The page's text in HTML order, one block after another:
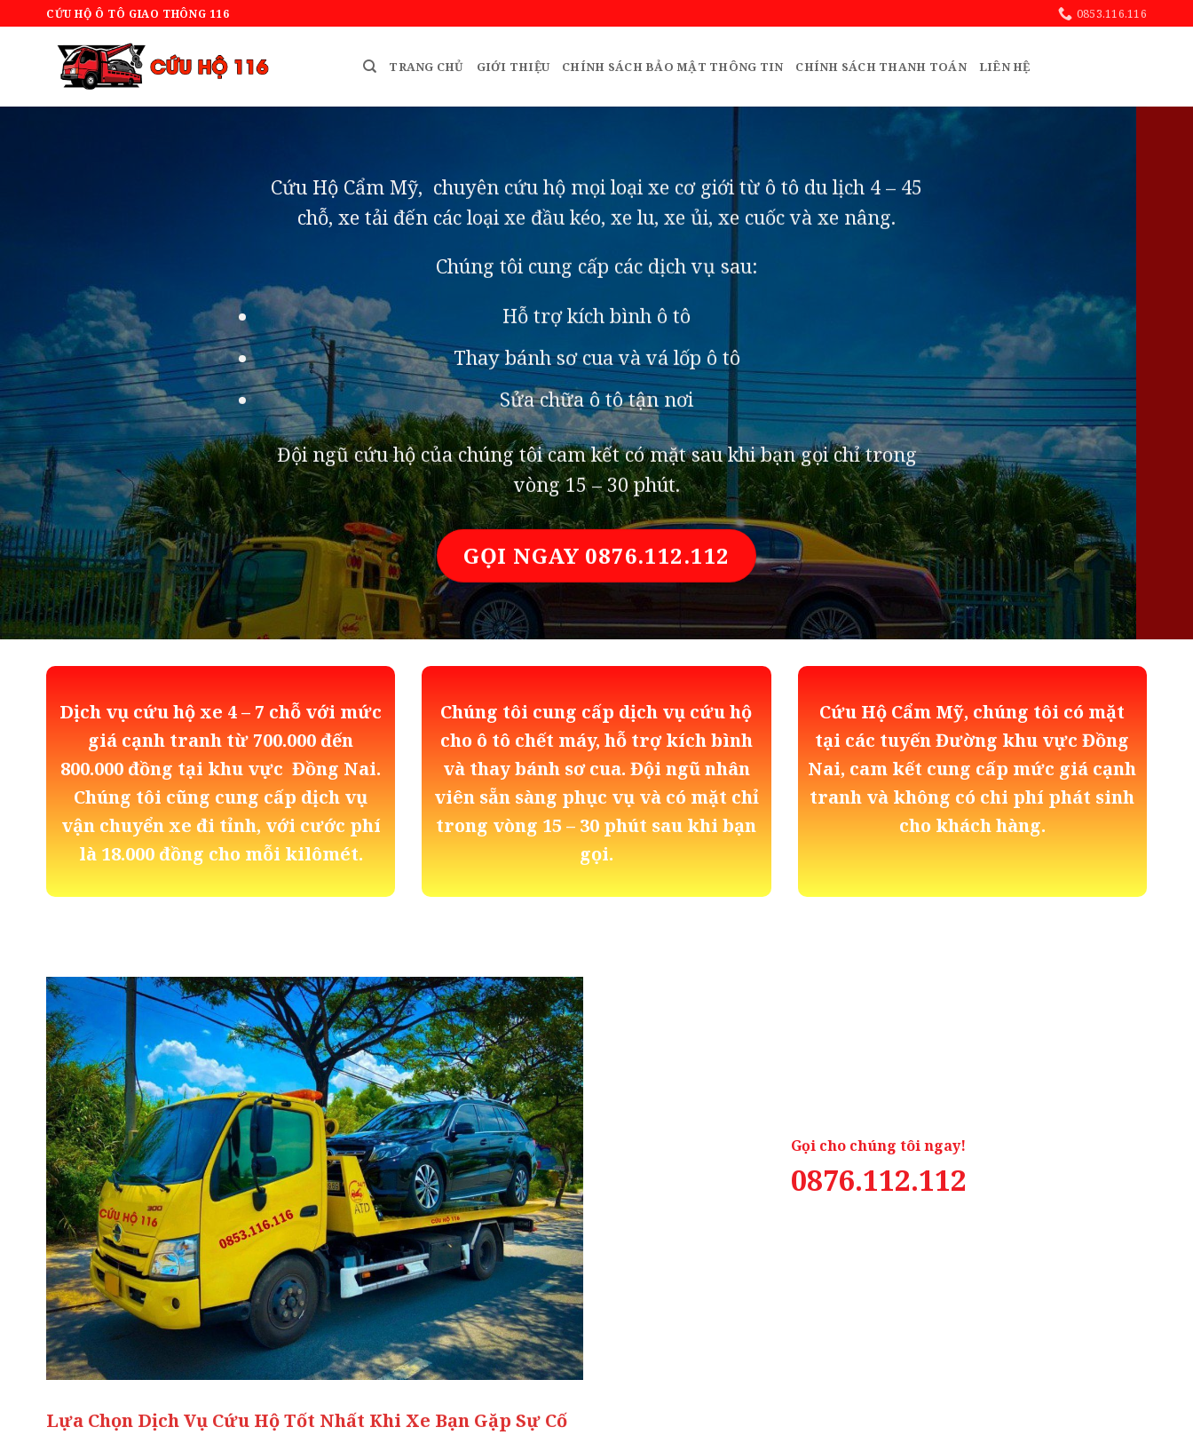
qua
CỨU HỘ Ô TÔ GIAO THÔNG 116 0853.116.116
TRANG CHỦ GIỚI THIỆU CHÍNH SÁCH BẢO MẬT THÔNG TIN CHÍNH SÁCH THANH TOÁN LIÊN HỆ
Cứu Hộ Cẩm Mỹ, chuyên cứu hộ mọi loại xe cơ giới từ ô tô du lịch 4 – 45
chỗ, xe tải đến các loại xe đầu kéo, xe lu, xe ủi, xe cuốc và xe nâng.
Chúng tôi cung cấp các dịch vụ sau:
Hỗ trợ kích bình ô tô
Thay bánh sơ cua và vá lốp ô tô
Sửa chữa ô tô tận nơi
Đội ngũ cứu hộ của chúng tôi cam kết có mặt sau khi bạn gọi chỉ trong
vòng 15 – 30 phút.
GỌI NGAY 0876.112.112
Dịch vụ cứu hộ xe 4 – 7 chỗ với mức
giá cạnh tranh từ 700.000 đến
800.000 đồng tại khu vực Đồng Nai.
Chúng tôi cũng cung cấp dịch vụ
vận chuyển xe đi tỉnh, với cước phí
là 18.000 đồng cho mỗi kilômét.
Chúng tôi cung cấp dịch vụ cứu hộ
cho ô tô chết máy, hỗ trợ kích bình
và thay bánh sơ cua. Đội ngũ nhân
viên sẵn sàng phục vụ và có mặt chỉ
trong vòng 15 – 30 phút sau khi bạn
gọi.
Cứu Hộ Cẩm Mỹ, chúng tôi có mặt
tại các tuyến Đường khu vực Đồng
Nai, cam kết cung cấp mức giá cạnh
tranh và không có chi phí phát sinh
cho khách hàng.
Gọi cho chúng tôi ngay!
0876.112.112
Lựa Chọn Dịch Vụ Cứu Hộ Tốt Nhất Khi Xe Bạn Gặp Sự Cố